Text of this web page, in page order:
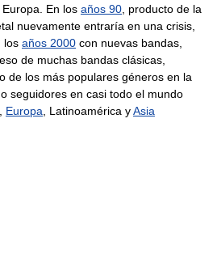
En los años 90 , producto de la
nuevamente entraría en una crisis,
los años 2000 con nuevas bandas,
de muchas bandas clásicas,
de los más populares géneros en la
seguidores en casi todo el mundo
Europa , Latinoamérica yAsia